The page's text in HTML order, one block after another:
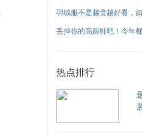
羽绒服不是越贵越好看，
丢掉你的高跟鞋吧！今年
热点排行